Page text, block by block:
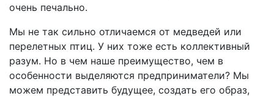
очень печально.
Мы не так сильно отличаемся от медведей или
перелетных птиц. У них тоже есть коллективный
разум. Но в чем наше преимущество, чем в
особенности выделяются предприниматели? Мы
можем представить будущее, создать его образ,